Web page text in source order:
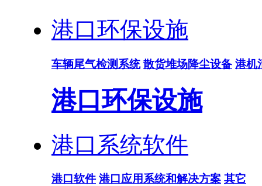
港口环保设施
车辆尾气检测系统 散货堆场降尘设备 港机
港口环保设施
港口系统软件
港口软件 港口应用系统和解决方案 其它